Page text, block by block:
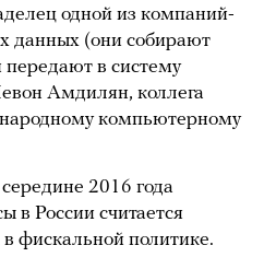
одной из компаний-
данных (они собирают
передают в систему
Амдилян, коллега
компьютерному
2016 года
в России считается
фискальной политике.